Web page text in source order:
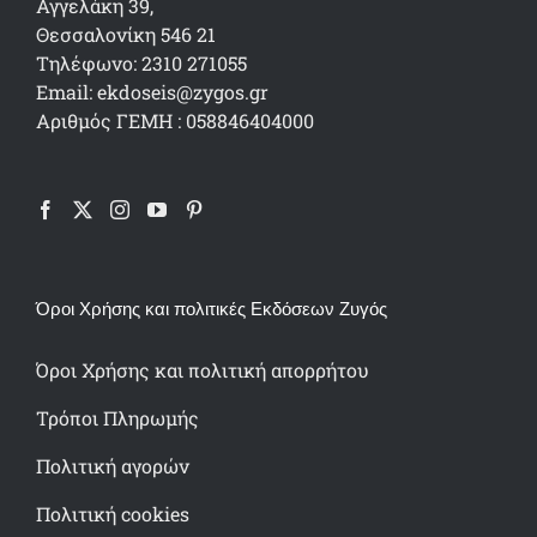
Αγγελάκη 39,
Θεσσαλονίκη 546 21
Τηλέφωνο: 2310 271055
Email: ekdoseis@zygos.gr
Αριθμός ΓΕΜΗ : 058846404000
Όροι Χρήσης και πολιτικές Εκδόσεων Ζυγός
Όροι Χρήσης και πολιτική απορρήτου
Τρόποι Πληρωμής
Πολιτική αγορών
Πολιτική cookies